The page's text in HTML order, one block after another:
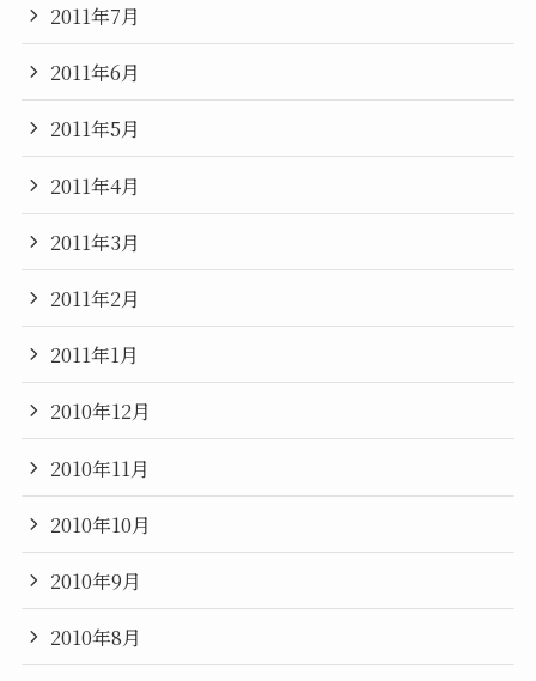
2011年7月
2011年6月
2011年5月
2011年4月
2011年3月
2011年2月
2011年1月
2010年12月
2010年11月
2010年10月
2010年9月
2010年8月